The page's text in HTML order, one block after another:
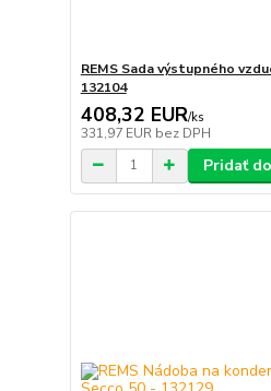
REMS Sada výstupného
132104
408,32 EUR/ks
331,97 EUR bez DPH
Pridať